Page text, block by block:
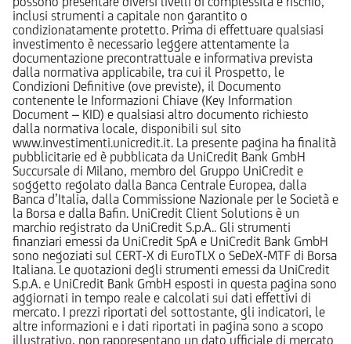
inclusi strumenti a capitale non garantito o
condizionatamente protetto. Prima di effettuare qualsiasi
investimento è necessario leggere attentamente la
documentazione precontrattuale e informativa prevista
dalla normativa applicabile, tra cui il Prospetto, le
Condizioni Definitive (ove previste), il Documento
contenente le Informazioni Chiave (Key Information
Document – KID) e qualsiasi altro documento richiesto
dalla normativa locale, disponibili sul sito
www.investimenti.unicredit.it. La presente pagina ha finalità
pubblicitarie ed è pubblicata da UniCredit Bank GmbH
Succursale di Milano, membro del Gruppo UniCredit e
soggetto regolato dalla Banca Centrale Europea, dalla
Banca d’Italia, dalla Commissione Nazionale per le Società e
la Borsa e dalla Bafin. UniCredit Client Solutions è un
marchio registrato da UniCredit S.p.A.. Gli strumenti
finanziari emessi da UniCredit SpA e UniCredit Bank GmbH
sono negoziati sul CERT-X di EuroTLX o SeDeX-MTF di Borsa
Italiana. Le quotazioni degli strumenti emessi da UniCredit
S.p.A. e UniCredit Bank GmbH esposti in questa pagina sono
aggiornati in tempo reale e calcolati sui dati effettivi di
mercato. I prezzi riportati del sottostante, gli indicatori, le
altre informazioni e i dati riportati in pagina sono a scopo
illustrativo, non rappresentano un dato ufficiale di mercato